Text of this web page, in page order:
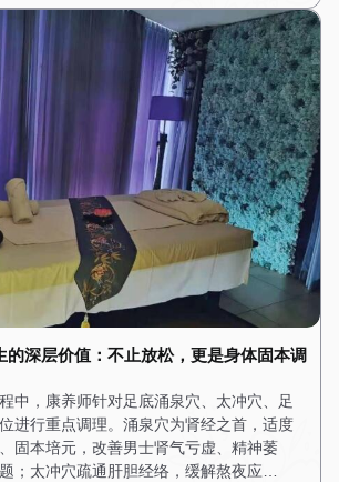
的深层价值：不止放松，更是身体固本调
中，康养师针对足底涌泉穴、太冲穴、足
进行重点调理。涌泉穴为肾经之首，适度
固本培元，改善男士肾气亏虚、精神萎
；太冲穴疏通肝胆经络，缓解熬夜应…